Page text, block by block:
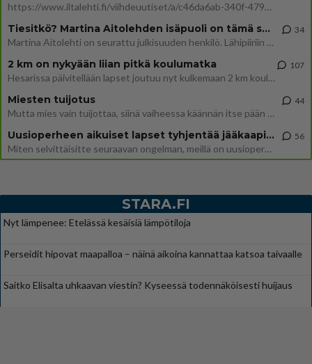
https://www.iltalehti.fi/viihdeuutiset/a/c46da6ab-340f-4790-aaa7-0865eed2336 Yrityksen konkurssihakemus on tullut kärä
Tiesitkö? Martina Aitolehden isäpuoli on tämä suosittu laulaja
Martina Aitolehti on seurattu julkisuuden henkilö. Lähipiiriin mahtuu muitakin tunnettuja henkilöitä. Tiesitkö, että Ma
34
2 km on nykyään liian pitkä koulumatka
Hesarissa päivitellään lapset joutuu nyt kulkemaan 2 km kouluun jösses. Ruostefillarilla tuo matka menee vaikka miten äk
107
Miesten tuijotus
Mutta mies vain tuijottaa, siinä vaiheessa käännän itse pään pois. Mikä juttu? Yleensä jos joku tuijottaa tai katsoo, hä
44
Uusioperheen aikuiset lapset tyhjentää jääkaapin käydessään
Miten selvittäisitte seuraavan ongelman, meillä on uusioperhe, minulla teini-ikäiset lapset ja puolisolla aikuiset, jotk
56
STARA.FI
Nyt lämpenee: Etelässä kesäisiä lämpötiloja
Perseidit hipovat maapalloa – näinä aikoina kannattaa katsoa taivaalle
Saitko Elisalta uhkaavan viestin? Kyseessä todennäköisesti huijaus